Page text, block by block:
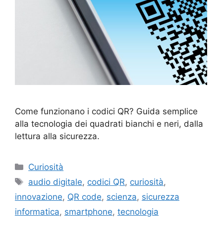
Come funzionano i codici QR? Guida semplice
alla tecnologia dei quadrati bianchi e neri, dalla
lettura alla sicurezza.
Categorie
Curiosità
Tag
audio digitale, codici QR, curiosità,
innovazione, QR code, scienza, sicurezza
informatica, smartphone, tecnologia